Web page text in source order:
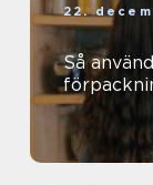
22.
Så